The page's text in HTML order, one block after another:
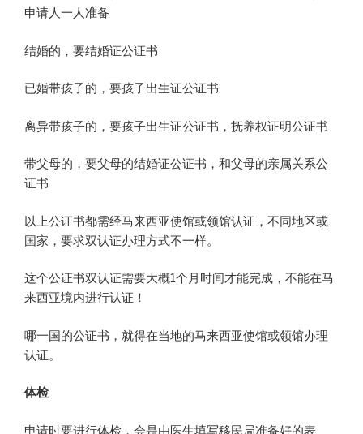
申请人一人准备
结婚的，要结婚证公证书
已婚带孩子的，要孩子出生证公证书
离异带孩子的，要孩子出生证公证书，抚养权证明公证书
带父母的，要父母的结婚证公证书，和父母的亲属关系公
证书
以上公证书都需经马来西亚使馆或领馆认证，不同地区或
国家，要求双认证办理方式不一样。
这个公证书双认证需要大概1个月时间才能完成，不能在马
来西亚境内进行认证！
哪一国的公证书，就得在当地的马来西亚使馆或领馆办理
认证。
体检
申请时要进行体检，会是由医生填写移民局准备好的表